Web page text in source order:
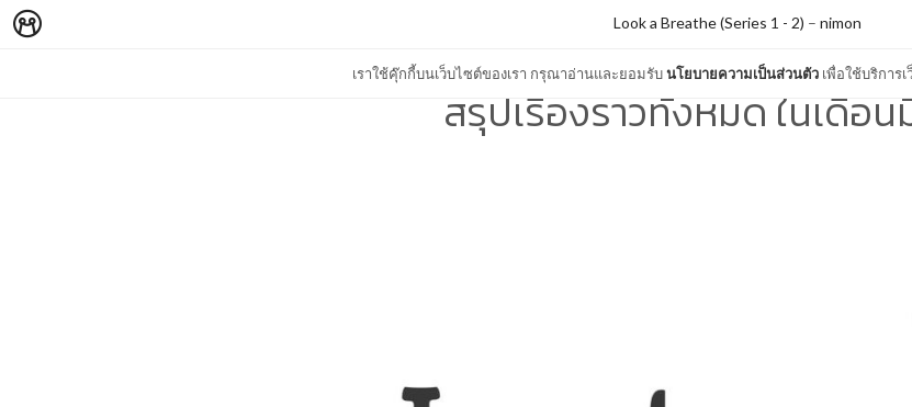
เราใช้คุ๊กกี้บนเว็บไซต์ของเรา กรุณาอ่านและยอมรับนโยบายความเป็นส่วนตัว เพื่อใช้บริการ
Look a Breathe (Series 1 - 2) – nimon
สรุปเรื่องราวทั้งหมด ในเดือ